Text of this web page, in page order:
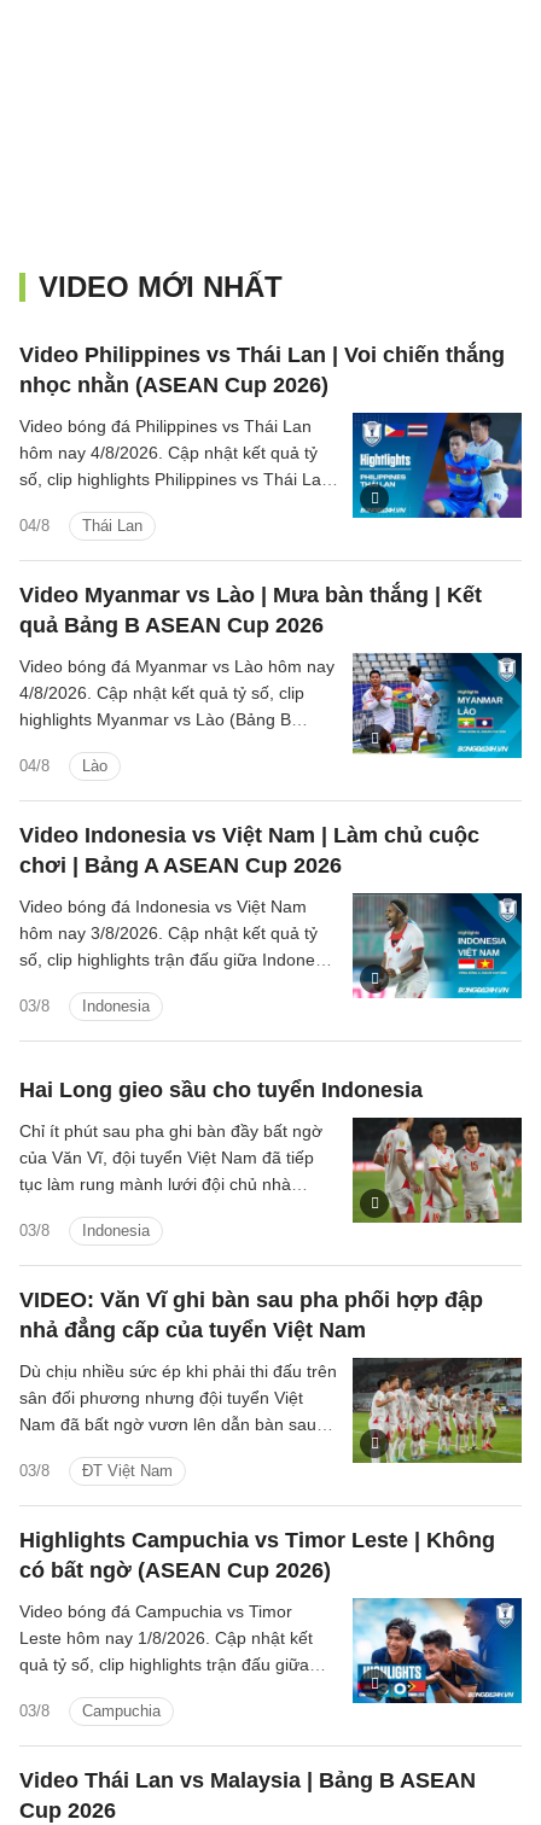
VIDEO MỚI NHẤT
Video Philippines vs Thái Lan | Voi chiến thắng
nhọc nhằn (ASEAN Cup 2026)
04/8 Thái Lan
Video bóng đá Philippines vs Thái Lan
hôm nay 4/8/2026. Cập nhật kết quả tỷ
số, clip highlights Philippines vs Thái Lan
huống trên sân.
Video Myanmar vs Lào | Mưa bàn thắng | Kết
quả Bảng B ASEAN Cup 2026
04/8 Lào
Video bóng đá Myanmar vs Lào hôm nay
4/8/2026. Cập nhật kết quả tỷ số, clip
highlights Myanmar vs Lào (Bảng B
sân.
Video Indonesia vs Việt Nam | Làm chủ cuộc
chơi | Bảng A ASEAN Cup 2026
03/8 Indonesia
Video bóng đá Indonesia vs Việt Nam
hôm nay 3/8/2026. Cập nhật kết quả tỷ
số, clip highlights trận đấu giữa Indonesia
Hai Long gieo sầu cho tuyển Indonesia
03/8 Indonesia
Chỉ ít phút sau pha ghi bàn đầy bất ngờ
của Văn Vĩ, đội tuyển Việt Nam đã tiếp
tục làm rung mành lưới đội chủ nhà
Nguyễn Hai Long.
VIDEO: Văn Vĩ ghi bàn sau pha phối hợp đập
nhả đẳng cấp của tuyển Việt Nam
03/8 ĐT Việt Nam
Dù chịu nhiều sức ép khi phải thi đấu trên
sân đối phương nhưng đội tuyển Việt
Nam đã bất ngờ vươn lên dẫn bàn sau
Vĩ.
Highlights Campuchia vs Timor Leste | Không
có bất ngờ (ASEAN Cup 2026)
03/8 Campuchia
Video bóng đá Campuchia vs Timor
Leste hôm nay 1/8/2026. Cập nhật kết
quả tỷ số, clip highlights trận đấu giữa
ASEAN Cup 2026).
Video Thái Lan vs Malaysia | Bảng B ASEAN
Cup 2026